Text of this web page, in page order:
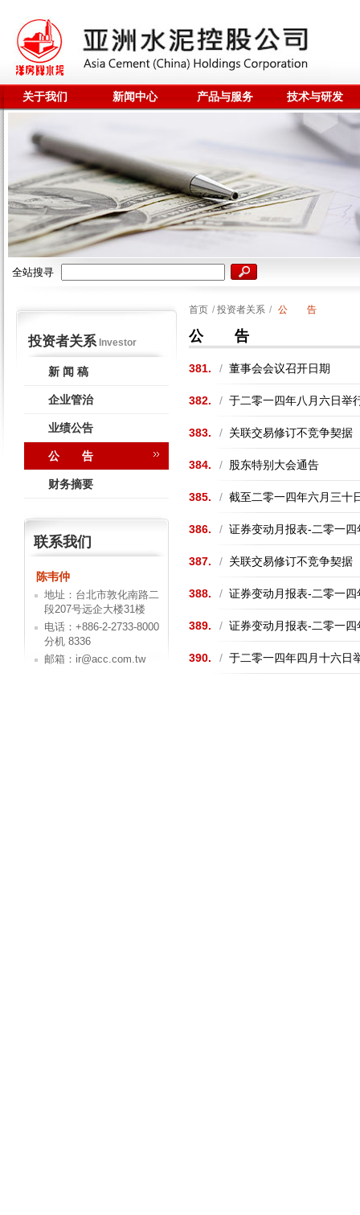
关于我们 新闻中心 产品与服务 技术与研发
全站搜寻
投资者关系Investor
新 闻 稿
企业管治
业绩公告
公 告
财务摘要
联系我们
陈韦仲
地址：台北市敦化南路二
段207号远企大楼31楼
电话：+886-2-2733-8000
分机 8336
邮箱：ir@acc.com.tw
首页 / 投资者关系 / 公 告
公 告
381. / 董事会会议召开日期
382. / 于二零一四年八月六日举
383. / 关联交易修订不竞争契据
384. / 股东特别大会通告
385. / 截至二零一四年六月三十
386. / 证券变动月报表-二零一四
387. / 关联交易修订不竞争契据
388. / 证券变动月报表-二零一四
389. / 证券变动月报表-二零一四
390. / 于二零一四年四月十六日